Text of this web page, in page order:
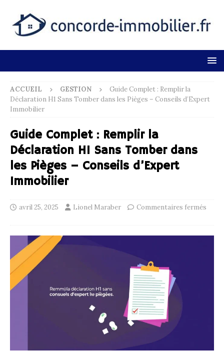
ACCUEIL GESTION
Guide Complet : Remplir la
Déclaration H1 Sans Tomber dans les Pièges – Conseils d’Expert
Immobilier
Guide Complet : Remplir la
Déclaration H1 Sans Tomber dans
les Pièges – Conseils d’Expert
Immobilier
avril 25, 2025 Lionel Maraber Commentaires fermés